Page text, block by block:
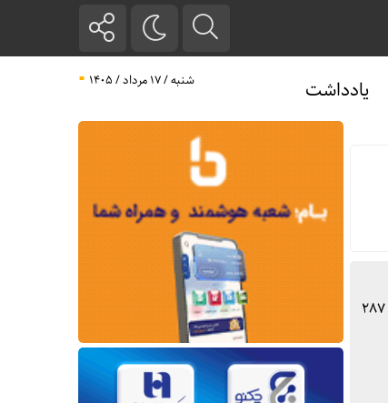
یادداشت شنبه / ۱۷ مرداد / ۱۴۰۵
به گزارش جمهور آنلاین، سعید غلامی باغی عضو هیات مدیره و معاون بهره برداری و فروش اموال منقول اظهار کرد: در مزایده سراسری ۲۸۷